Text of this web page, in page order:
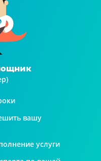
вашу
услуги